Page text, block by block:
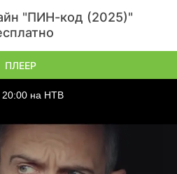
"ПИН-код (2025)"
ПЛЕЕР